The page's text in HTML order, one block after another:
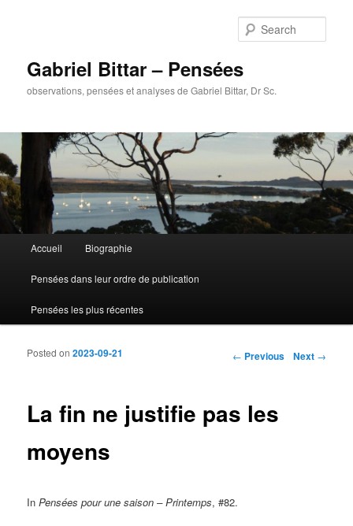
Gabriel Bittar – Pensées
observations, pensées et analyses de Gabriel Bittar, Dr Sc.
Skip to primary content
Skip to secondary content
Accueil Biographie
Pensées dans leur ordre de publication
Pensées les plus récentes
Post navigation ← Previous Next →
La fin ne justifie pas les
moyens
Posted on2023-09-21
InPensées pour une saison – Printemps, #82.